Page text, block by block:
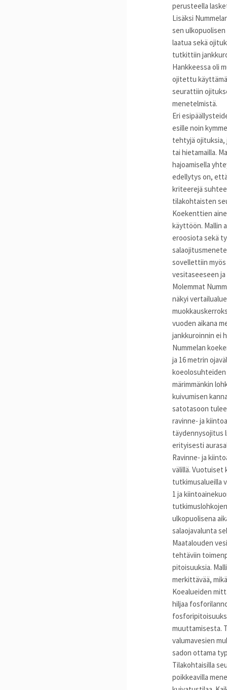
perusteella
Lisäksi
sen
laatua sekä
tutkittiin
Hankkeessa oli
ojitettu
seurattiin
menetelmistä.
Eri
esille noin
tehtyjä ojituksia,
tai hietamailla.
hajoamisella
edellytys on,
kriteerejä
tilakohtaisten
Koekenttien
käyttöön. Mallin
eroosiota sekä
sovellettiin myös
vesitaseeseen
Molemmat
näkyi
vuoden aikana
jankkuroinnin ei
Nummelan
ja 16 metrin
koeolosuhteiden
märimmänkin
kuivumisen
satotasoon
ravinne- ja
täydennysojitus
erityisesti
Ravinne- ja
välillä. Vuotuiset
tutkimusalueilla
1 ja
ulkopuolisena
salaojavalunta
Maatalouden
tehtäviin
pitoisuuksia.
merkittävää,
Koealueiden
hiljaa
muuttamisesta.
valumavesien
sadon ottama
Tilakohtaisilla
poikkeavilla